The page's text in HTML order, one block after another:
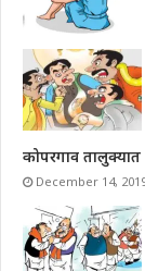
कोपरगाव
December 14,